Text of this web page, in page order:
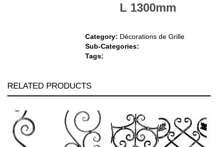
L 1300mm
Category: Décorations de Grille
Sub-Categories:
Tags:
RELATED PRODUCTS